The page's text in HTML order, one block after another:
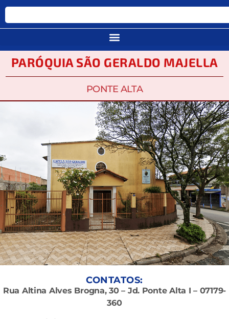
PARÓQUIA SÃO GERALDO MAJELLA
PONTE ALTA
CONTATOS:
Rua Altina Alves Brogna, 30 – Jd. Ponte Alta I – 07179-
360